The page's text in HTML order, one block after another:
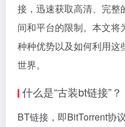
接，迅速获取高清、完整
间和平台的限制。本文将
种种优势以及如何利用这
世界。
什么是“古装bt链接”？
BT链接，即BitTorrent协